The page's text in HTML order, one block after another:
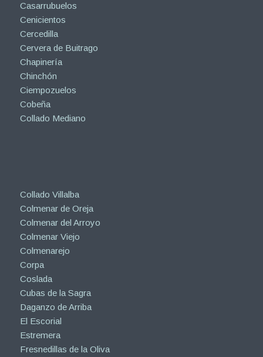
Casarrubuelos
Cenicientos
Cercedilla
Cervera de Buitrago
Chapinería
Chinchón
Ciempozuelos
Cobeña
Collado Mediano
Collado Villalba
Colmenar de Oreja
Colmenar del Arroyo
Colmenar Viejo
Colmenarejo
Corpa
Coslada
Cubas de la Sagra
Daganzo de Arriba
El Escorial
Estremera
Fresnedillas de la Oliva